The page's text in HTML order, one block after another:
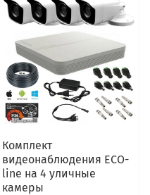
Комплект
видеонаблюдения ECO-
line на 4 уличные
камеры